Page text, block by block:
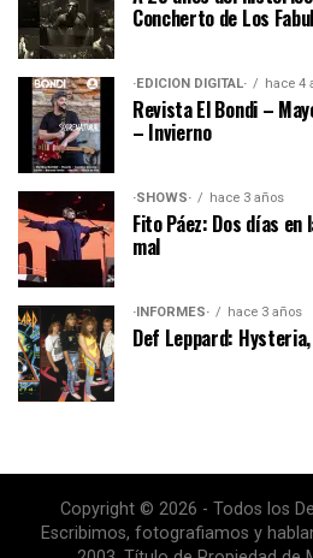
Concherto de Los
·EDICIÓN DIGITAL· hace 4
Revista El Bondi –
– Invierno
·SHOWS· hace 3 años
Fito Páez: Dos días en
mal
·INFORMES· hace 3 años
Def Leppard:
Copyright © 2026 - Todos los
Escribimos, fotografiamos y